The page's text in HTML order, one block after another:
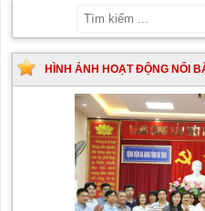
HÌNH ẢNH HOẠT ĐỘNG NỔI